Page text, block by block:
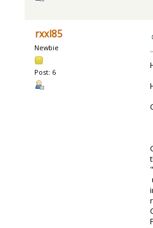
rxxl85
Newbie
Post: 6